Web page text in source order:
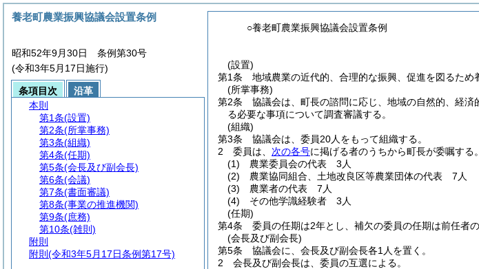
○養老町農業振興協議会設置条例
(設置)
第1条
地域農業の近代的、合理的な振興、促進を図るため
(所掌事務)
第2条
協議会は、町長の諮問に応じ、地域の自然的、経
る必要な事項について調査審議する。
(組織)
第3条
協議会は、委員20人をもって組織する。
2
委員は、 次の各号に掲げる者のうちから町長が委嘱する。
(1)
農業委員会の代表 3人
(2)
農業協同組合、土地改良区等農業団体の代表 7人
(3)
農業者の代表 7人
(4)
その他学識経験者 3人
(任期)
第4条
委員の任期は2年とし、補欠の委員の任期は前任者の
(会長及び副会長)
第5条
協議会に、会長及び副会長各1人を置く。
2
会長及び副会長は、委員の互選による。
養老町農業振興協議会設置条例
昭和52年9月30日 条例第30号
(令和3年5月17日施行)
条項目次
沿革
本則
第1条(設置)
第2条(所掌事務)
第3条(組織)
第4条(任期)
第5条(会長及び副会長)
第6条(会議)
第7条(書面審議)
第8条(事業の推進機関)
第9条(庶務)
第10条(雑則)
附則
附則 (令和3年5月17日条例第17号)